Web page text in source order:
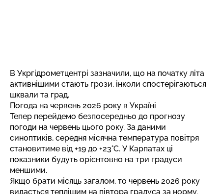
В Укргідрометцентрі зазначили, що на початку літа
активнішими стають грози, інколи спостерігаються
шквали та град.
Погода на червень 2026 року в Україні
Тепер перейдемо безпосередньо до прогнозу
погоди на червень цього року. За даними
синоптиків, середня місячна температура повітря
становитиме від +19 до +23°C. У Карпатах ці
показники будуть орієнтовно на три градуси
меншими.
Якщо брати місяць загалом, то червень 2026 року
видасться теплішим на півтора градуса за норму.